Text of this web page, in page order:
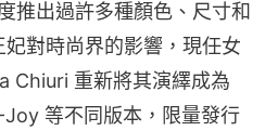
推出過許多種顏色、尺寸和
對時尚界的影響，現任女
Chiuri 重新將其演繹成為
等不同版本，限量發行